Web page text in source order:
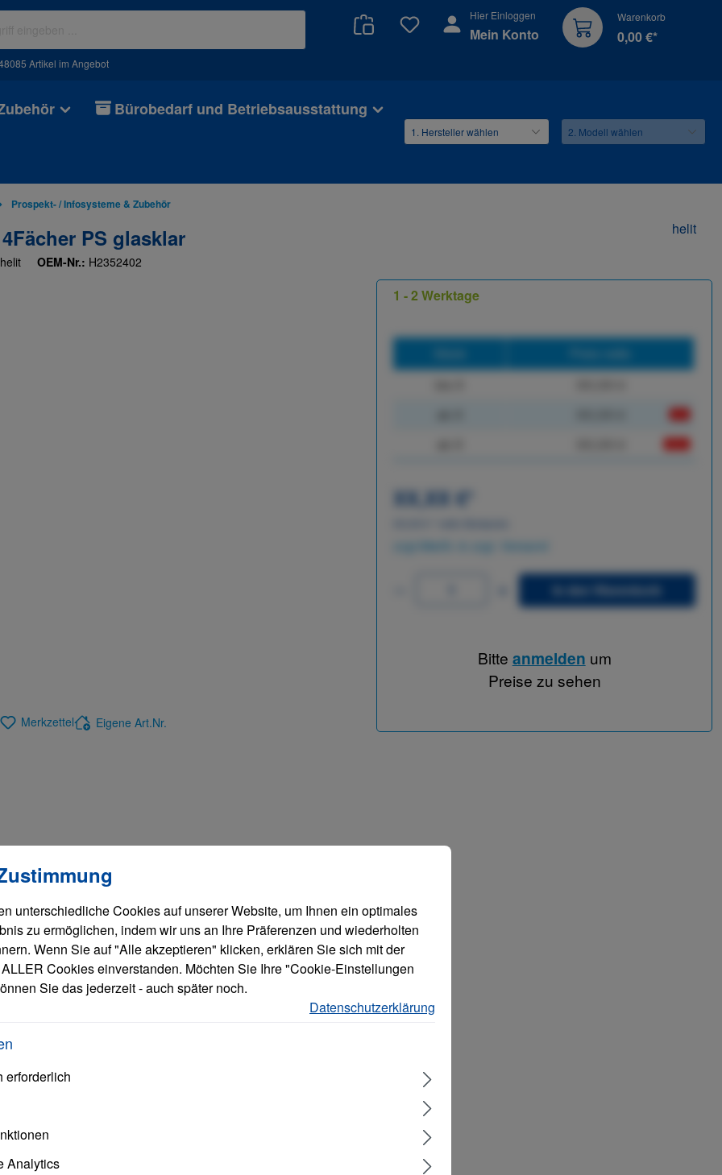
Artikel im Angebot
Du hast 0 Produkte auf dem Merkzettel
Hier Einloggen
Mein Konto
Warenkorb
0,00 €*
Bürobedarf und Betriebsausstattung
Prospekt- / Infosysteme & Zubehör
PS glasklar
helit OEM-Nr.: H2352402
helit
Merkzettel Eigene Art.Nr.
1 - 2 Werktage
XX,XX €
In den Warenkorb
Bitte anmelden um
Preise zu sehen
Cookies, um eine bestmögliche Erfahrung bieten zu können. Mehr Informationen ...
unterschiedliche Cookies auf unserer Website, um Ihnen ein optimales
zu ermöglichen, indem wir uns an Ihre Präferenzen und wiederholten
Wenn Sie auf "Alle akzeptieren" klicken, erklären Sie sich mit der
Cookies einverstanden. Möchten Sie Ihre "Cookie-Einstellungen
Sie das jederzeit - auch später noch.
Datenschutzerklärung
erforderlich
Analytics